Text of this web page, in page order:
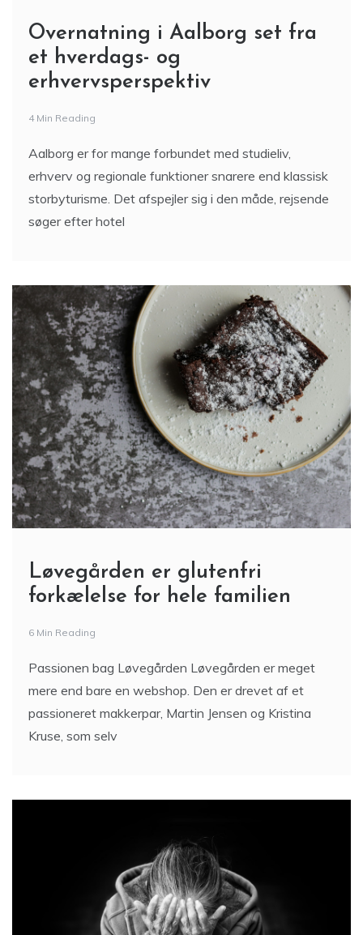
Overnatning i Aalborg set fra
et hverdags- og
erhvervsperspektiv
4 Min Reading
Aalborg er for mange forbundet med studieliv,
erhverv og regionale funktioner snarere end klassisk
storbyturisme. Det afspejler sig i den måde, rejsende
søger efter hotel
Løvegården er glutenfri
forkælelse for hele familien
6 Min Reading
Passionen bag Løvegården Løvegården er meget
mere end bare en webshop. Den er drevet af et
passioneret makkerpar, Martin Jensen og Kristina
Kruse, som selv